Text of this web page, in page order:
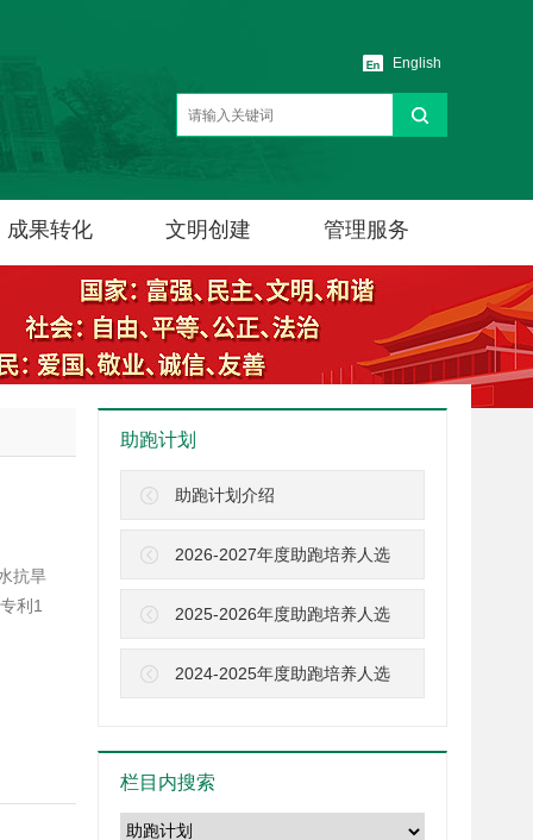
English
成果转化 文明创建 管理服务
助跑计划
助跑计划介绍
2026-2027年度助跑培养人选
2025-2026年度助跑培养人选
2024-2025年度助跑培养人选
栏目内搜索
抗旱
利1